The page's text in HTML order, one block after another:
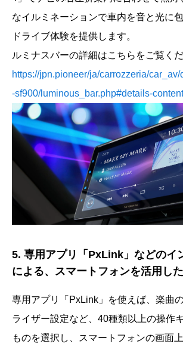
なイルミネーションで車内を音と光に
ドライブ体験を提供します。
ルミナスバーの詳細はこちらをご覧くだ
https://jpn.pioneer/ja/carrozzeria/
-sf900/luminous_bar.php#details-
5. 専用アプリ「PxLink」などのイ
による、スマートフォンを活用し
専用アプリ「PxLink」を使えば、楽曲
ライザー設定など、40種類以上の操作
ものを選択し、スマートフォンの画面